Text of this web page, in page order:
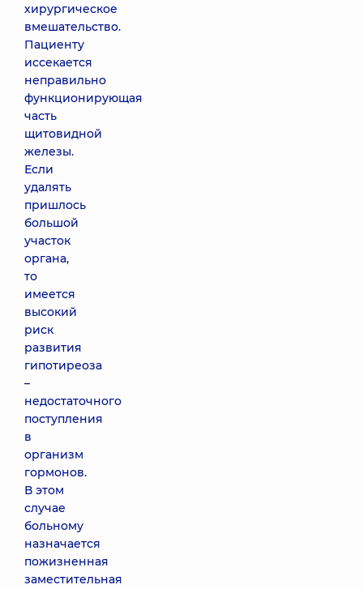
хирургическое
вмешательство.
Пациенту
иссекается
неправильно
функционирующая
часть
щитовидной
железы.
Если
удалять
пришлось
большой
участок
органа,
то
имеется
высокий
риск
развития
гипотиреоза
–
недостаточного
поступления
в
организм
гормонов.
В этом
случае
больному
назначается
пожизненная
заместительная